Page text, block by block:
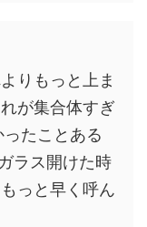
りもっと上ま
が集合体すぎ
たことある
ラス開けた時
っと早く呼ん